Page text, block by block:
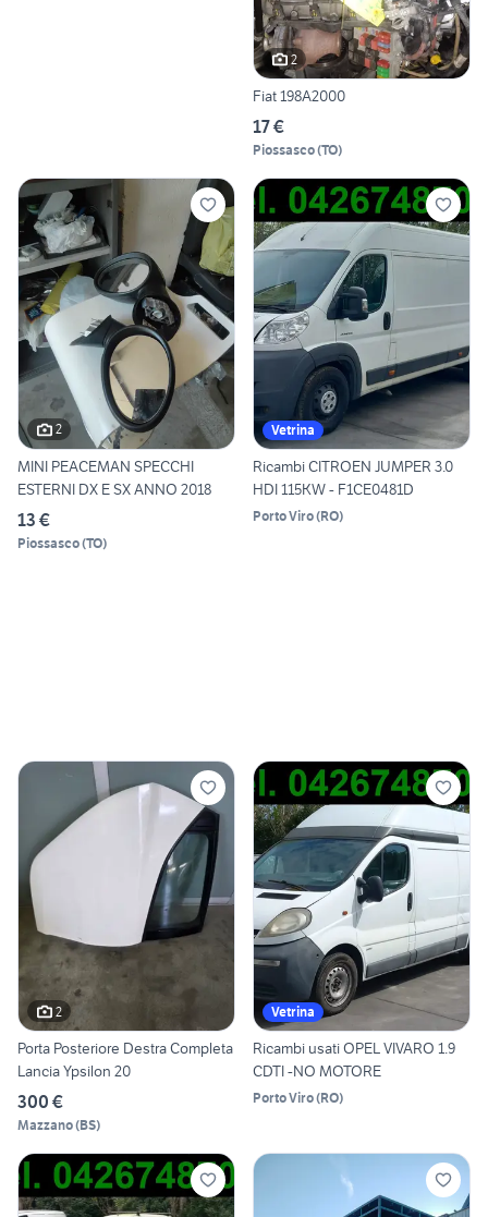
2
Fiat 198A2000
17 €
Piossasco(TO)
2
MINI PEACEMAN SPECCHI
ESTERNI DX E SX ANNO 2018
13 €
Piossasco(TO)
Vetrina
Ricambi CITROEN JUMPER 3.0
HDI 115KW - F1CE0481D
Porto Viro(RO)
2
Porta Posteriore Destra Completa
Lancia Ypsilon 20
300 €
Mazzano(BS)
Vetrina
Ricambi usati OPEL VIVARO 1.9
CDTI -NO MOTORE
Porto Viro(RO)